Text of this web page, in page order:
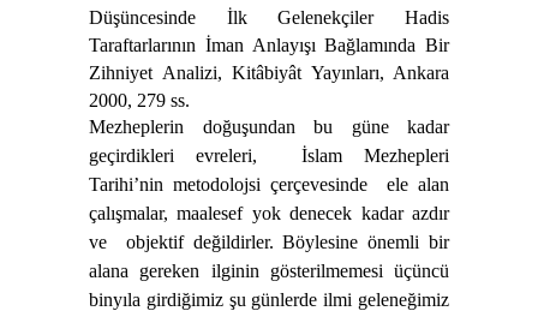
Düşüncesinde İlk Gelenekçiler Hadis
Taraftarlarının İman Anlayışı Bağlamında Bir
Zihniyet Analizi, Kitâbiyât Yayınları, Ankara
2000, 279 ss.
Mezheplerin doğuşundan bu güne kadar
geçirdikleri evreleri,
İslam Mezhepleri
Tarihi’nin metodolojsi çerçevesinde
ele alan
çalışmalar, maalesef yok denecek kadar azdır
ve
objektif değildirler. Böylesine önemli bir
alana gereken ilginin gösterilmemesi üçüncü
binyıla girdiğimiz şu günlerde ilmi geleneğimiz